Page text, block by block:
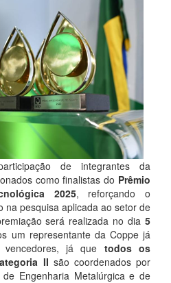
de integrantes da
como finalistas do Prêmio
2025, reforçando o
na pesquisa aplicada ao setor de
será realizada no dia 5
um representante da Coppe já
já que todos os
II são coordenados por
Engenharia Metalúrgica e de